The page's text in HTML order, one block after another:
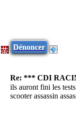
Dénoncer
Re: *** CDI
ils auront fini les
scooter assassin